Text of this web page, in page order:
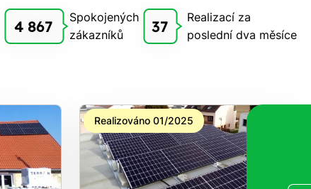
4 867
Spokojených
zákazníků
37
Realizací za
poslední dva měsíce
Realizováno 01/2025